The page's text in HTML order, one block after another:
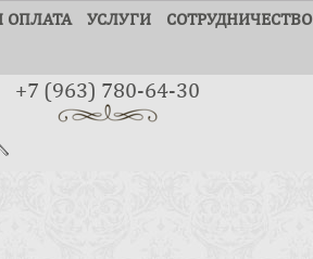
ОПЛАТА УСЛУГИ СОТРУДНИЧЕСТВО
+7 (963) 780-64-30